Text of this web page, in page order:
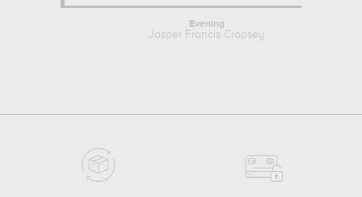
Evening
Jasper Francis Cropsey